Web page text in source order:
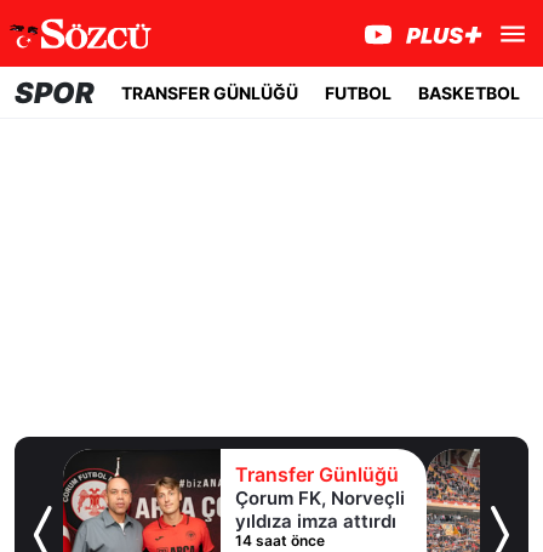
SPOR TRANSFER GÜNLÜĞÜ FUTBOL BASKETBOL
Transfer Günlüğü
Çorum FK, Norveçli
yıldıza imza attırdı
14 saat önce